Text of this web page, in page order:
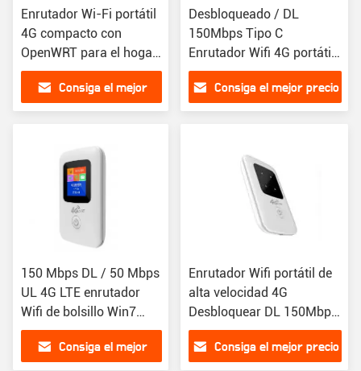
Enrutador Wi-Fi portátil
4G compacto con
OpenWRT para el hogar
y la oficina
Consiga el mejor
Desbloqueado / DL
150Mbps Tipo C
Enrutador Wifi 4G portátil
2100mAh Batería 8
usuariosConsiga el mejor precio
150 Mbps DL / 50 Mbps
UL 4G LTE enrutador
Wifi de bolsillo Win7
Win8 WinXP MAC Vista
LINUX
Consiga el mejor
Enrutador Wifi portátil de
alta velocidad 4G
Desbloquear DL 150Mbps
/ UL 50Mbps 6 horas 8
usuariosConsiga el mejor precio